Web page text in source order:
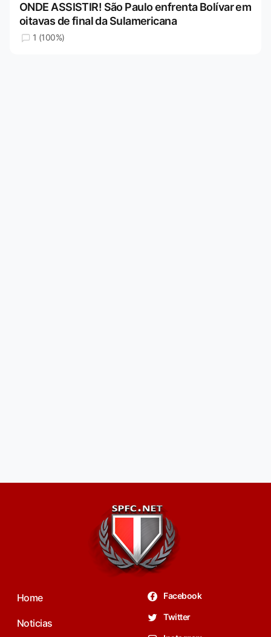
ONDE ASSISTIR! São Paulo enfrenta Bolívar em
oitavas de final da Sulamericana
1 (100%)
Home
Noticias
Facebook
Twitter